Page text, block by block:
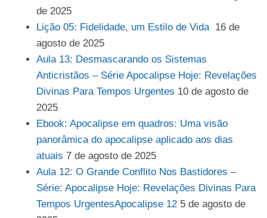
de 2025
Lição 05: Fidelidade, um Estilo de Vida 16 de
agosto de 2025
Aula 13: Desmascarando os Sistemas
Anticristãos – Série Apocalipse Hoje: Revelações
Divinas Para Tempos Urgentes 10 de agosto de
2025
Ebook: Apocalipse em quadros: Uma visão
panorâmica do apocalipse aplicado aos dias
atuais 7 de agosto de 2025
Aula 12: O Grande Conflito Nos Bastidores –
Série: Apocalipse Hoje: Revelações Divinas Para
Tempos UrgentesApocalipse 12 5 de agosto de